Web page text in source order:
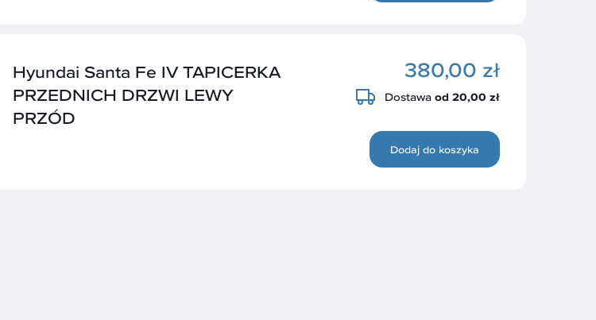
Hyundai Santa Fe IV TAPICERKA
PRZEDNICH DRZWI LEWY
PRZÓD
380,00 zł
Dostawa od 20,00 zł
Dodaj do koszyka